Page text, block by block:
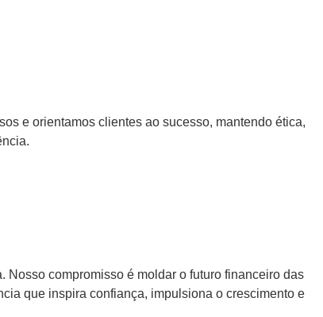
e orientamos clientes ao sucesso, mantendo ética,
compromisso é moldar o futuro financeiro das
que inspira confiança, impulsiona o crescimento e